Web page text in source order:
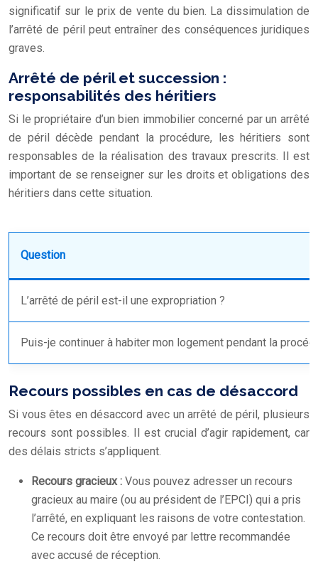
significatif sur le prix de vente du bien. La dissimulation de
l’arrêté de péril peut entraîner des conséquences juridiques
graves.
Arrêté de péril et succession :
responsabilités des héritiers
Si le propriétaire d’un bien immobilier concerné par un arrêté
de péril décède pendant la procédure, les héritiers sont
responsables de la réalisation des travaux prescrits. Il est
important de se renseigner sur les droits et obligations des
héritiers dans cette situation.
Question
L’arrêté de péril est-il une expropriation ?
Puis-je continuer à habiter mon logement pendant la
Recours possibles en cas de désaccord
Si vous êtes en désaccord avec un arrêté de péril, plusieurs
recours sont possibles. Il est crucial d’agir rapidement, car
des délais stricts s’appliquent.
Recours gracieux : Vous pouvez adresser un recours
gracieux au maire (ou au président de l’EPCI) qui a pris
l’arrêté, en expliquant les raisons de votre contestation.
Ce recours doit être envoyé par lettre recommandée
avec accusé de réception.